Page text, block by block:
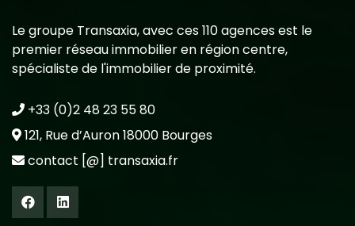
Le groupe Transaxia, avec ces 110 agences est le
premier réseau immobilier en région centre,
spécialiste de l'immobilier de proximité.
+33 (0)2 48 23 55 80
121, Rue d’Auron 18000 Bourges
contact [@] transaxia.fr